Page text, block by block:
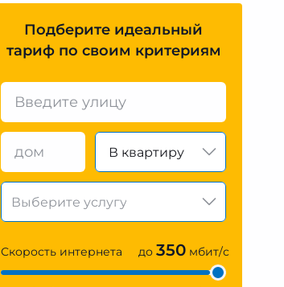
Подберите идеальный
тариф по своим критериям
В квартиру
Скорость интернета до 350 мбит/с